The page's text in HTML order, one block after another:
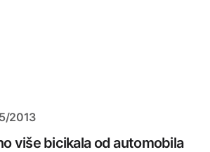
2013
više bicikala od automobila